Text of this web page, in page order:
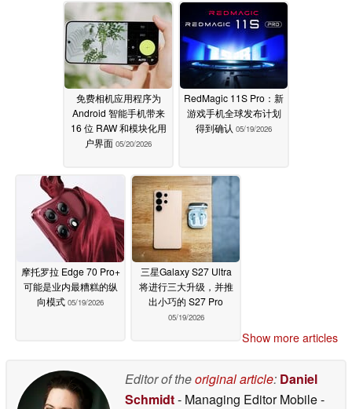
免费相机应用程序为
Android 智能手机带来
16 位 RAW 和模块化用
户界面 05/20/2026
RedMagic 11S Pro：新
游戏手机全球发布计划
得到确认 05/19/2026
摩托罗拉 Edge 70 Pro+
可能是业内最糟糕的纵
向模式 05/19/2026
三星Galaxy S27 Ultra
将进行三大升级，并推
出小巧的 S27 Pro
05/19/2026
Show more articles
Editor of theoriginal article: Daniel
Schmidt- Managing Editor Mobile-